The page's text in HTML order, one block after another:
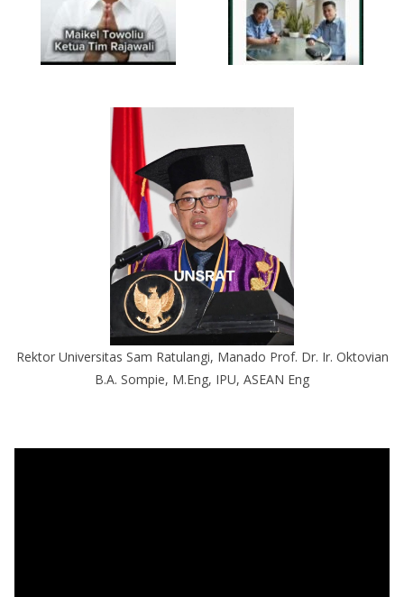
Rektor Universitas Sam Ratulangi, Manado Prof. Dr. Ir. Oktovian
B.A. Sompie, M.Eng, IPU, ASEAN Eng